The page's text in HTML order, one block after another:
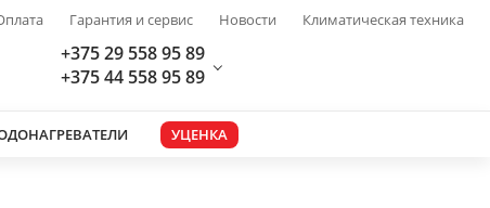
Гарантия и сервис Новости Климатическая техника
+375 29 558 95 89
+375 44 558 95 89
УЦЕНКА